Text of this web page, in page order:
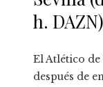
h. DAZN)
El Atlético
después de